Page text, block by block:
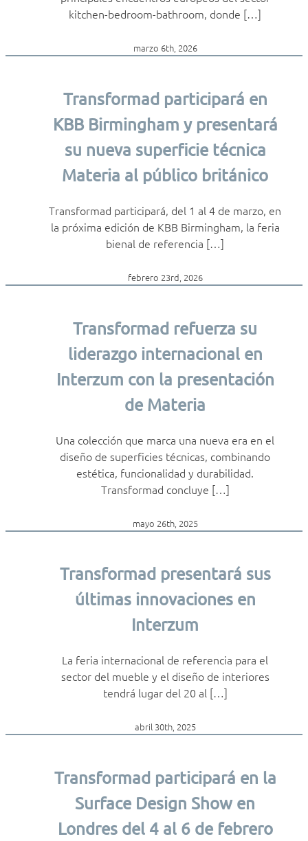
kitchen-bedroom-bathroom, donde […]
marzo 6th, 2026
Transformad participará en
KBB Birmingham y presentará
su nueva superficie técnica
Materia al público británico
Transformad participará, del 1 al 4 de marzo, en
la próxima edición de KBB Birmingham, la feria
bienal de referencia […]
febrero 23rd, 2026
Transformad refuerza su
liderazgo internacional en
Interzum con la presentación
de Materia
Una colección que marca una nueva era en el
diseño de superficies técnicas, combinando
estética, funcionalidad y durabilidad.
Transformad concluye […]
mayo 26th, 2025
Transformad presentará sus
últimas innovaciones en
Interzum
La feria internacional de referencia para el
sector del mueble y el diseño de interiores
tendrá lugar del 20 al […]
abril 30th, 2025
Transformad participará en la
Surface Design Show en
Londres del 4 al 6 de febrero